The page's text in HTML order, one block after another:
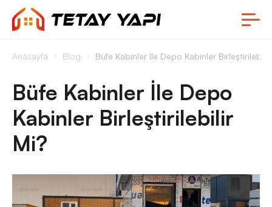
Anasayfa Blog Büfe Kabinler İle Depo Kabinler Birleştirilebilir
Büfe Kabinler İle Depo
Kabinler Birleştirilebilir
Mi?